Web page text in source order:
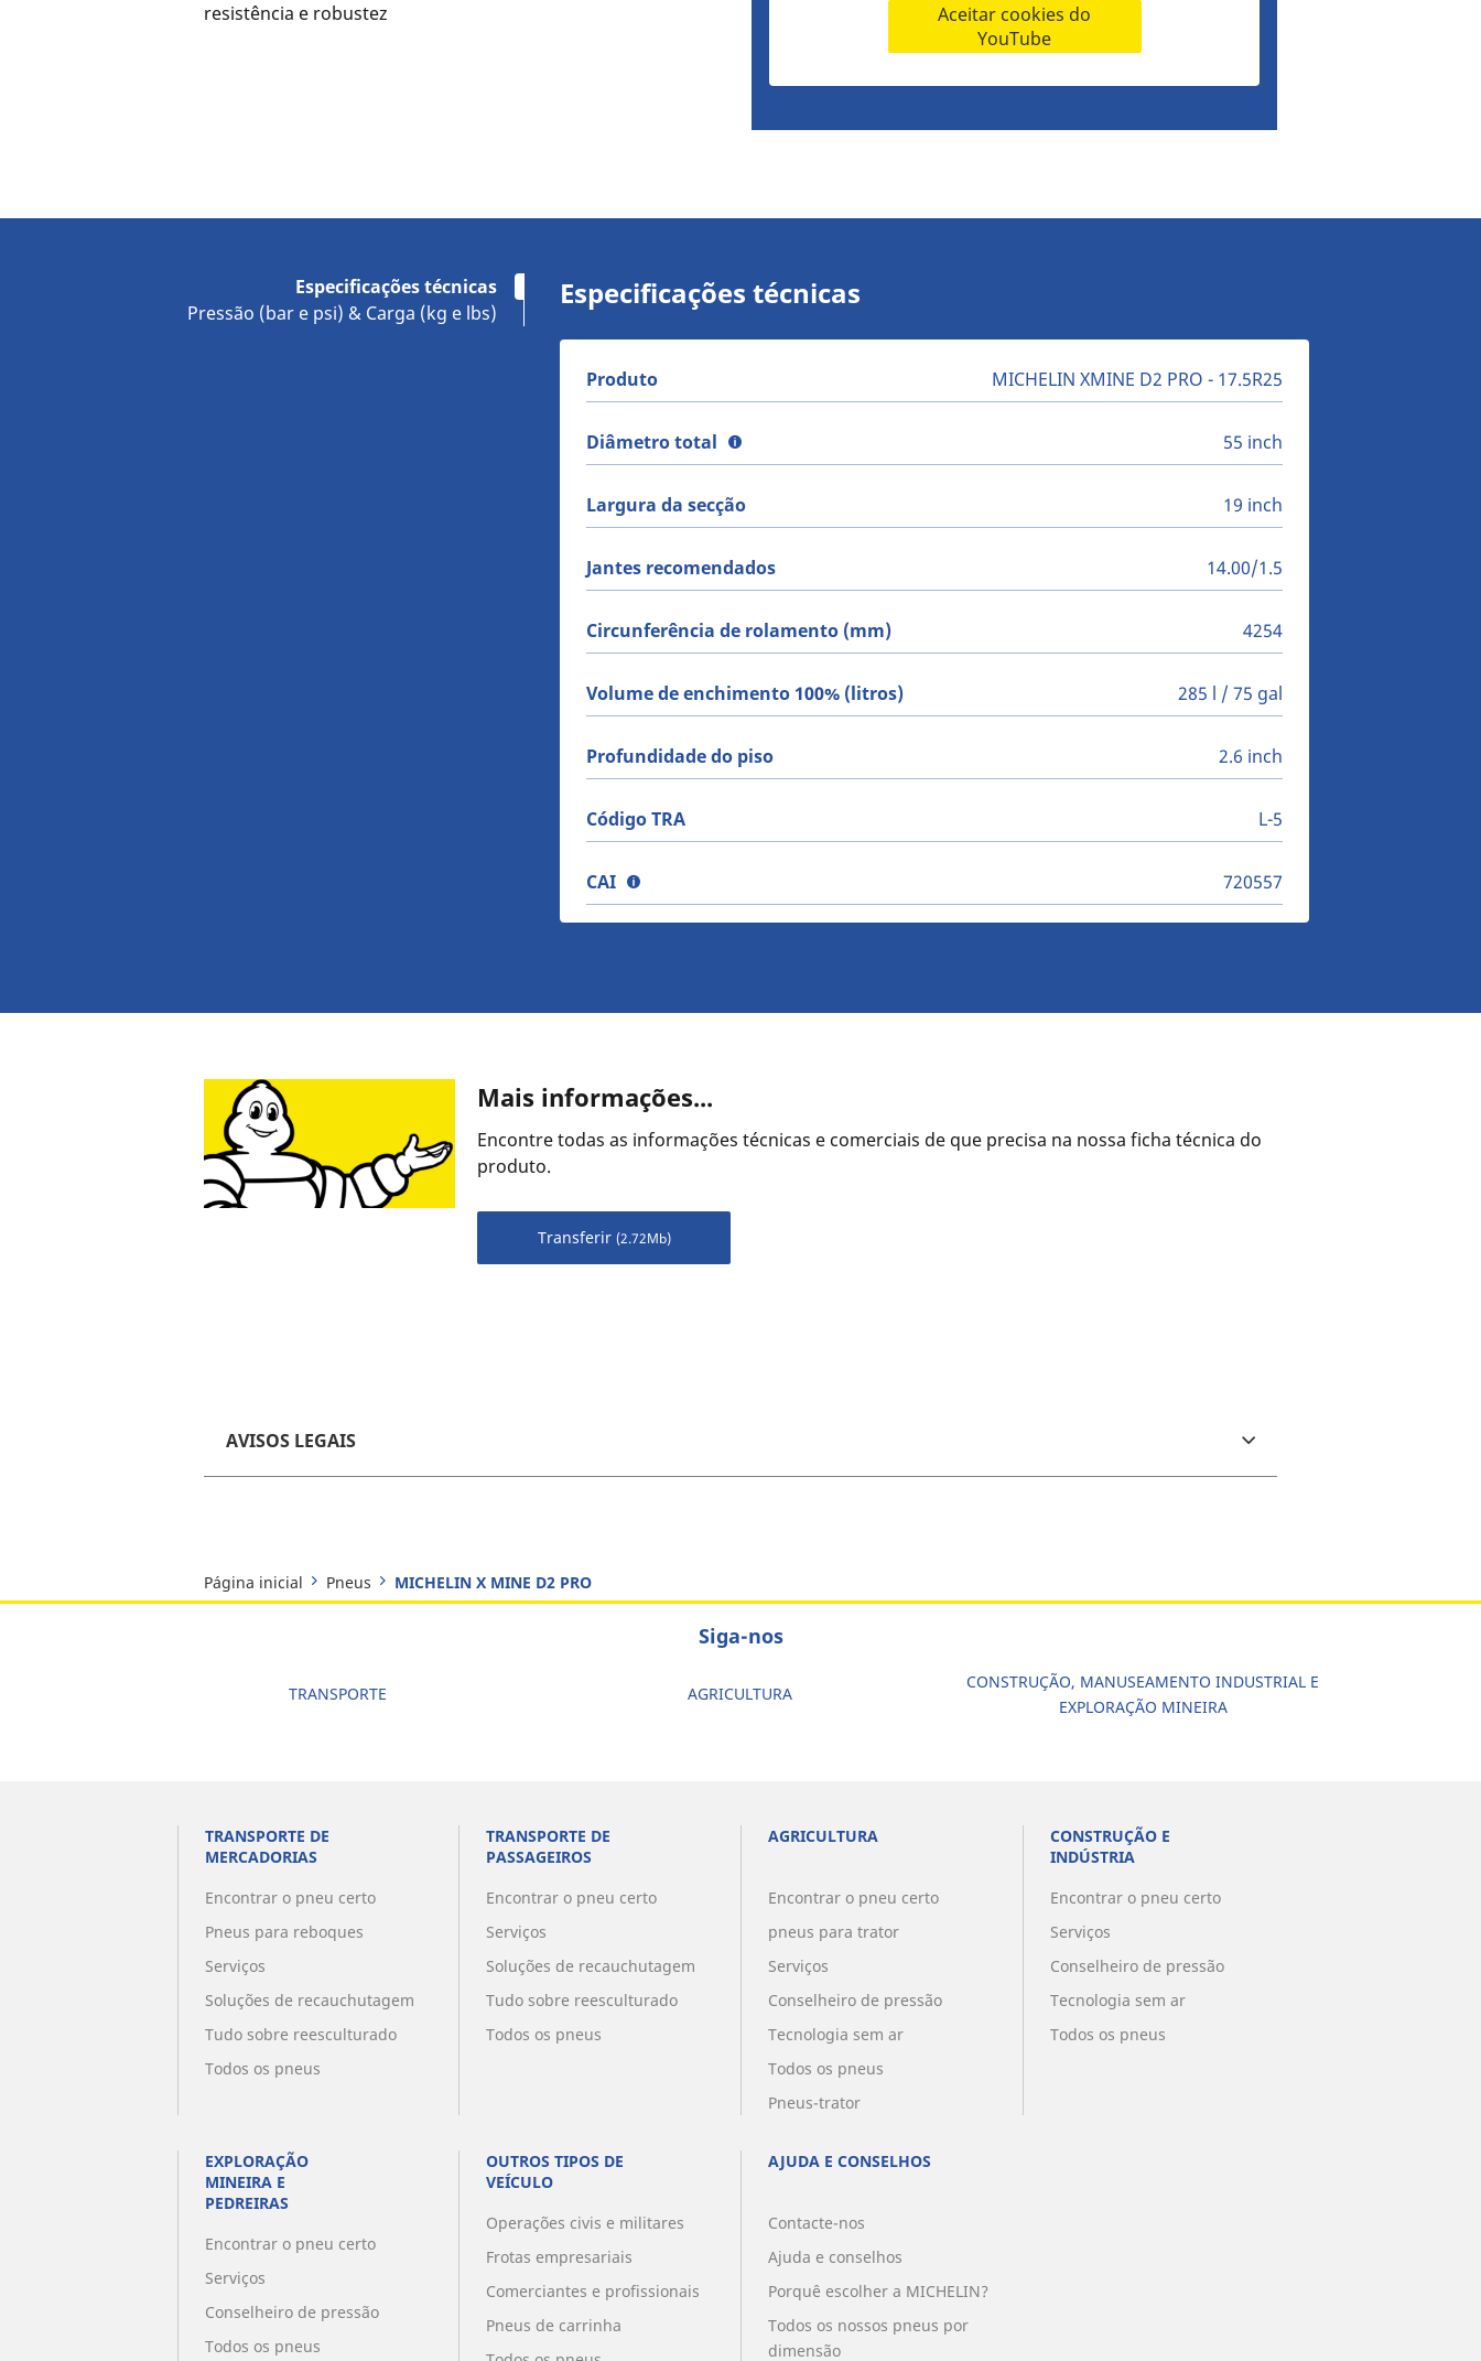
resistência e robustez
Aceitar cookies do
YouTube
Especificações técnicas
Pressão (bar e psi) & Carga (kg e lbs)
Especificações técnicas
Produto MICHELIN XMINE D2 PRO - 17.5R25
Diâmetro total 55 inch
Largura da secção 19 inch
Jantes recomendados 14.00/1.5
Circunferência de rolamento (mm) 4254
Volume de enchimento 100% (litros) 285 l / 75 gal
Profundidade do piso 2.6 inch
Código TRA L-5
CAI 720557
Mais informações...
Encontre todas as informações técnicas e comerciais de que precisa na nossa ficha técnica do
produto.
Transferir (2.72Mb)
AVISOS LEGAIS
Página inicial Pneus MICHELIN X MINE D2 PRO
Siga-nos
TRANSPORTE AGRICULTURA
CONSTRUÇÃO, MANUSEAMENTO INDUSTRIAL E
EXPLORAÇÃO MINEIRA
TRANSPORTE DE
MERCADORIAS
Encontrar o pneu certo
Pneus para reboques
Serviços
Soluções de recauchutagem
Tudo sobre reesculturado
Todos os pneus
TRANSPORTE DE
PASSAGEIROS
Encontrar o pneu certo
Serviços
Soluções de recauchutagem
Tudo sobre reesculturado
Todos os pneus
AGRICULTURA
Encontrar o pneu certo
pneus para trator
Serviços
Conselheiro de pressão
Tecnologia sem ar
Todos os pneus
Pneus-trator
CONSTRUÇÃO E
INDÚSTRIA
Encontrar o pneu certo
Serviços
Conselheiro de pressão
Tecnologia sem ar
Todos os pneus
EXPLORAÇÃO
MINEIRA E
PEDREIRAS
Encontrar o pneu certo
Serviços
Conselheiro de pressão
Todos os pneus
OUTROS TIPOS DE
VEÍCULO
Operações civis e militares
Frotas empresariais
Comerciantes e profissionais
Pneus de carrinha
AJUDA E CONSELHOS
Contacte-nos
Ajuda e conselhos
Porquê escolher a MICHELIN?
Todos os nossos pneus por
dimensão